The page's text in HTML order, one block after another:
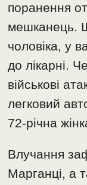
поранення
мешканець.
чоловіка, у
до лікарні.
військові
легковий
72-річна
Влучання
Марганці, а